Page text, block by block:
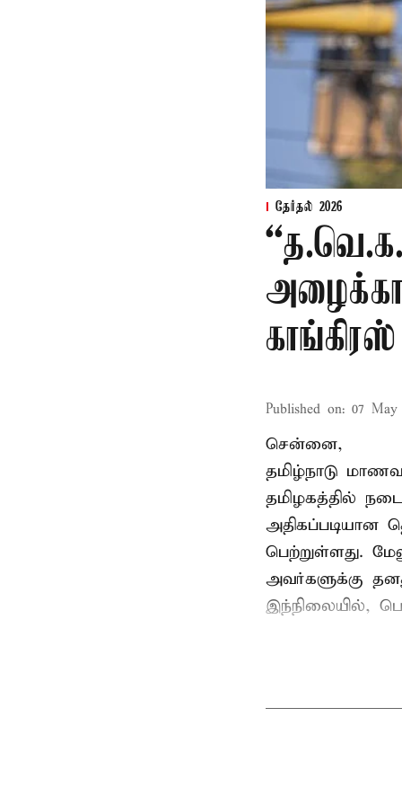
தேர்தல் 2026
Published on: 07 May
சென்னை,
தமிழ்நாடு
தமிழகத்தில்
அதிகப்படியான
பெற்றுள்ளது.
அவர்களுக்கு
இந்நிலையில்,